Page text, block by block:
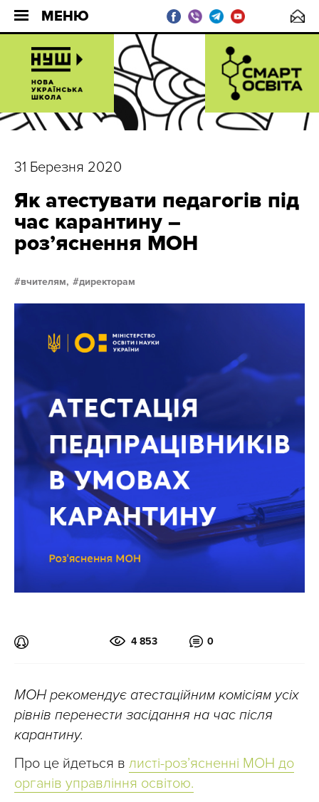
МЕНЮ
31 Березня 2020
Як атестувати педагогів під
час карантину –
роз’яснення МОН
вчителям, директорам
4 853 0
МОН рекомендує атестаційним комісіям усіх
рівнів перенести засідання на час після
карантину.
Про це йдеться в листі-роз’ясненні МОН до
органів управління освітою.